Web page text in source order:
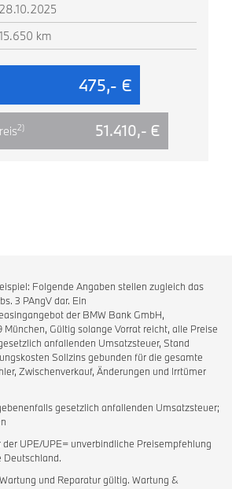
28.10.2025
15.650 km
475,- €
2) 51.410,- €
Folgende Angaben stellen zugleich das
3 PAngV dar. Ein
der BMW Bank GmbH,
Gültig solange Vorrat reicht, alle Preise
anfallenden Umsatzsteuer, Stand
Sollzins gebunden für die gesamte
Zwischenverkauf, Änderungen und Irrtümer
gesetzlich anfallenden Umsatzsteuer;
UPE/UPE= unverbindliche Preisempfehlung
Deutschland.
und Reparatur gültig. Wartung &